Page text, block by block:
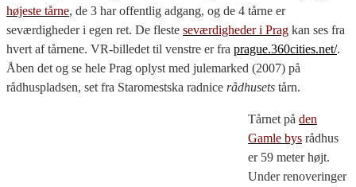
højeste tårne, de 3 har offentlig adgang, og de 4 tårne er
seværdigheder i egen ret. De fleste seværdigheder i Prag kan ses fra
hvert af tårnene. VR-billedet til venstre er fra prague.360cities.net/.
Åben det og se hele Prag oplyst med julemarked (2007) på
rådhuspladsen, set fra Staromestska radnice rådhusets tårn.
Tårnet på den
Gamle bys rådhus
er 59 meter højt.
Under renoveringer